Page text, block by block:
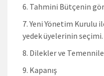
Tahmini Bütçenin
Yeni Yönetim Kurulu
yedek üyelerinin seçimi.
Dilekler ve
Kapanış